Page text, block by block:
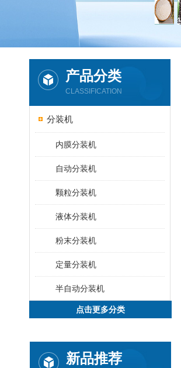
产品分类
CLASSIFICATION
分装机
内膜分装机
自动分装机
颗粒分装机
液体分装机
粉末分装机
定量分装机
半自动分装机
点击更多分类
新品推荐